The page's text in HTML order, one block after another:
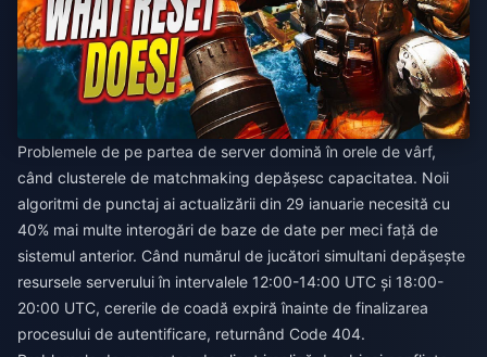
Problemele de pe partea de server domină în orele de vârf,
când clusterele de matchmaking depășesc capacitatea. Noii
algoritmi de punctaj ai actualizării din 29 ianuarie necesită cu
40% mai multe interogări de baze de date per meci față de
sistemul anterior. Când numărul de jucători simultani depășește
resursele serverului în intervalele 12:00-14:00 UTC și 18:00-
20:00 UTC, cererile de coadă expiră înainte de finalizarea
procesului de autentificare, returnând Code 404.